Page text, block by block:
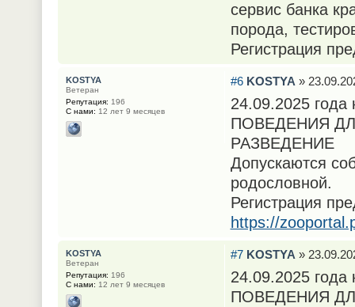
сервис банка
порода,
Регистрация
#6 KOSTYA »
24.09.2025
ПОВЕДЕНИЯ
РАЗВЕДЕНИЕ
Допускаются
родословной.
Регистрация
https://
KOSTYA
Ветеран
Репутация: 196
С нами: 12 лет 9 месяцев
#7 KOSTYA »
24.09.2025
ПОВЕДЕНИЯ
KOSTYA
Ветеран
Репутация: 196
С нами: 12 лет 9 месяцев